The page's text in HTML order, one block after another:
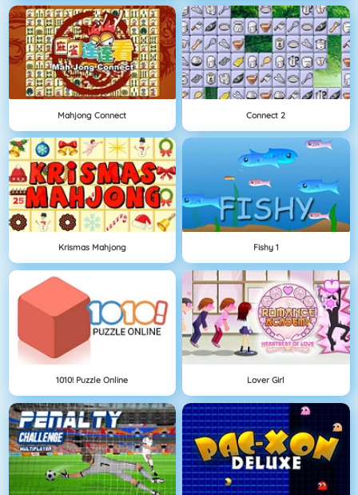
Mahjong Connect Connect 2
Krismas Mahjong Fishy 1
1010! Puzzle Online Lover Girl